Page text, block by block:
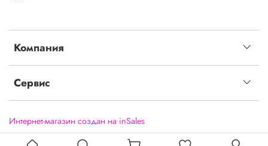
Компания
Сервис
Интернет-магазин создан на inSales